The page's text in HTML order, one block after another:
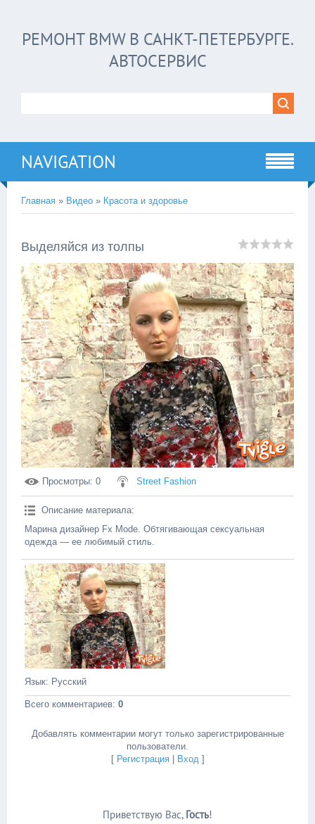
РЕМОНТ BMW В САНКТ-ПЕТЕРБУРГЕ.
АВТОСЕРВИС
NAVIGATION
Главная » Видео » Красота и здоровье
Выделяйся из толпы
Просмотры: 0 Street Fashion
Описание материала:
Марина дизайнер Fx Mode. Обтягивающая сексуальная
одежда — ее любимый стиль.
Язык: Русский
Всего комментариев: 0
Добавлять комментарии могут только зарегистрированные
пользователи.
[ Регистрация| Вход]
Приветствую Вас, Гость!